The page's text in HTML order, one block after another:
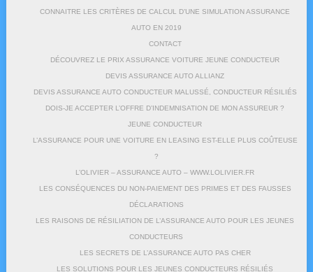
CONNAITRE LES CRITÈRES DE CALCUL D’UNE SIMULATION ASSURANCE
AUTO EN 2019
CONTACT
DÉCOUVREZ LE PRIX ASSURANCE VOITURE JEUNE CONDUCTEUR
DEVIS ASSURANCE AUTO ALLIANZ
DEVIS ASSURANCE AUTO CONDUCTEUR MALUSSÉ, CONDUCTEUR RÉSILIÉS
DOIS-JE ACCEPTER L’OFFRE D’INDEMNISATION DE MON ASSUREUR ?
JEUNE CONDUCTEUR
L’ASSURANCE POUR UNE VOITURE EN LEASING EST-ELLE PLUS COÛTEUSE
?
L’OLIVIER – ASSURANCE AUTO – WWW.LOLIVIER.FR
LES CONSÉQUENCES DU NON-PAIEMENT DES PRIMES ET DES FAUSSES
DÉCLARATIONS
LES RAISONS DE RÉSILIATION DE L’ASSURANCE AUTO POUR LES JEUNES
CONDUCTEURS
LES SECRETS DE L’ASSURANCE AUTO PAS CHER
LES SOLUTIONS POUR LES JEUNES CONDUCTEURS RÉSILIÉS